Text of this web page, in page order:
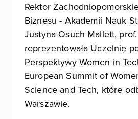
Rektor
Biznesu - Akademii Nauk
Justyna Osuch Mallett,
reprezentowała Uczelnię
Perspektywy Women in
European Summit of
Science and Tech, które
Warszawie.